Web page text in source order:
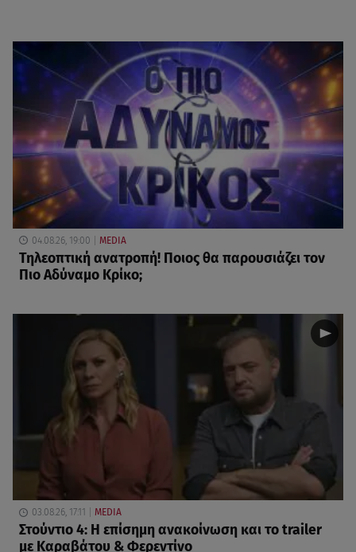
04.08.26, 19:00 MEDIA
Τηλεοπτική ανατροπή! Ποιος θα παρουσιάζει τον
Πιο Αδύναμο Κρίκο;
03.08.26, 17:11 MEDIA
Στούντιο 4: Η επίσημη ανακοίνωση και το trailer
με Καραβάτου & Φερεντίνο